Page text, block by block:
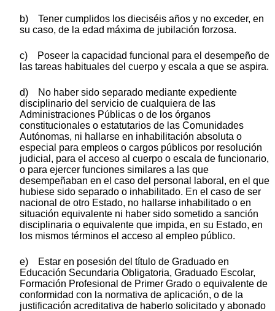
b) Tener cumplidos los dieciséis años y no exceder, en
su caso, de la edad máxima de jubilación forzosa.
c) Poseer la capacidad funcional para el desempeño de
las tareas habituales del cuerpo y escala a que se aspira.
d) No haber sido separado mediante expediente
disciplinario del servicio de cualquiera de las
Administraciones Públicas o de los órganos
constitucionales o estatutarios de las Comunidades
Autónomas, ni hallarse en inhabilitación absoluta o
especial para empleos o cargos públicos por resolución
judicial, para el acceso al cuerpo o escala de funcionario,
o para ejercer funciones similares a las que
desempeñaban en el caso del personal laboral, en el que
hubiese sido separado o inhabilitado. En el caso de ser
nacional de otro Estado, no hallarse inhabilitado o en
situación equivalente ni haber sido sometido a sanción
disciplinaria o equivalente que impida, en su Estado, en
los mismos términos el acceso al empleo público.
e) Estar en posesión del título de Graduado en
Educación Secundaria Obligatoria, Graduado Escolar,
Formación Profesional de Primer Grado o equivalente de
conformidad con la normativa de aplicación, o de la
justificación acreditativa de haberlo solicitado y abonado